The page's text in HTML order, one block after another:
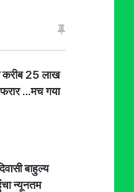
करीब 25 लाख
…मच गया
बाहुल्य
न्यूनतम